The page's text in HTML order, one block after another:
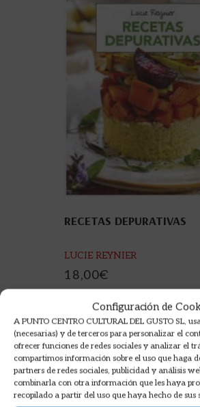
Configuración de
A PUNTO CENTRO CULTURAL DEL GUSTO SL,
(necesarias) y de terceros para personalizar el
ofrecer funciones de redes sociales y analizar el
compartimos información sobre el uso que haga
partners de redes sociales, publicidad y análisis
combinarla con otra información que les haya
recopilado a partir del uso que haya hecho de sus
RECETAS DEPURATIVAS
LUCIE REYNIER
18,00€
AÑADIR AL CARRITO
REGALA ESTE